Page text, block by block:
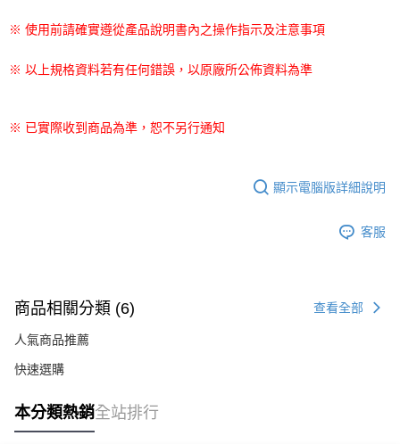
※ 使用前請確實遵從產品說明書內之操作指示及注意事項
※ 以上規格資料若有任何錯誤，以原廠所公佈資料為準
※ 已實際收到商品為準，恕不另行通知
顯示電腦版詳細說明
客服
商品相關分類 (6) 查看全部
人氣商品推薦
快速選購
本分類熱銷全站排行